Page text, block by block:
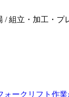
/ 組立・加工・プ